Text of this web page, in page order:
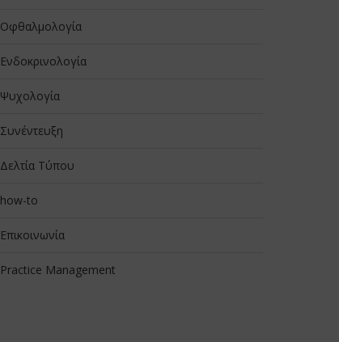
Οφθαλμολογία
Ενδοκρινολογία
Ψυχολογία
Συνέντευξη
Δελτία Τύπου
how-to
Επικοινωνία
Practice Management